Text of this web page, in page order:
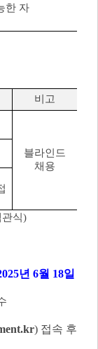
한 자
비고
블라인드
채용
식)
년 6월 18일
) 접속 후